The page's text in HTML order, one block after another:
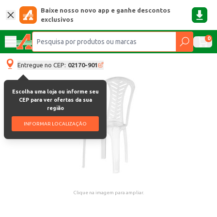
Baixe nosso novo app e ganhe descontos
exclusivos
0
Entregue no CEP: 02170-901
Escolha uma loja ou informe seu
CEP para ver ofertas da sua
região
INFORMAR LOCALIZAÇÃO
Clique na imagem para ampliar.